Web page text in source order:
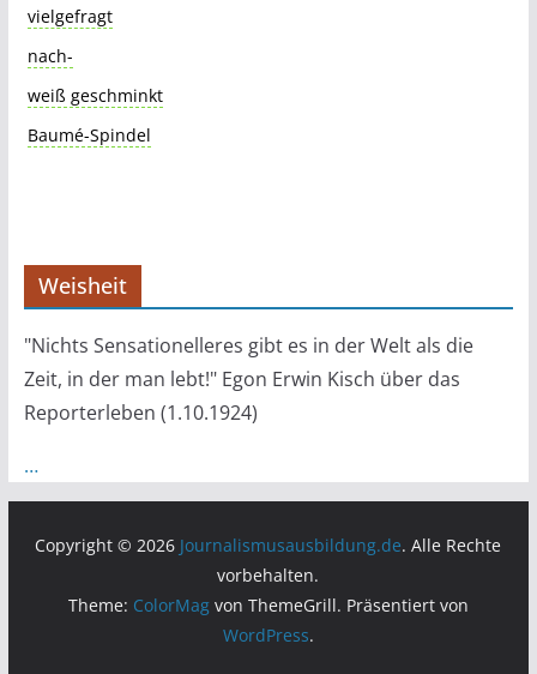
vielgefragt
nach-
weiß geschminkt
Baumé-Spindel
Weisheit
"Nichts Sensationelleres gibt es in der Welt als die
Zeit, in der man lebt!" Egon Erwin Kisch über das
Reporterleben (1.10.1924)
…
Copyright © 2026 Journalismusausbildung.de. Alle Rechte
vorbehalten.
Theme: ColorMagvon ThemeGrill. Präsentiert von
WordPress.